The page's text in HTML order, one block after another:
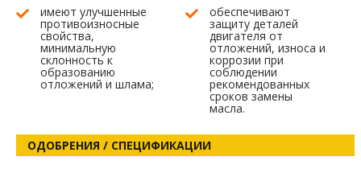
имеют улучшенные
противоизносные
свойства,
минимальную
склонность к
образованию
отложений и шлама;
обеспечивают
защиту деталей
двигателя от
отложений, износа и
коррозии при
соблюдении
рекомендованных
сроков замены
масла.
ОДОБРЕНИЯ / СПЕЦИФИКАЦИИ